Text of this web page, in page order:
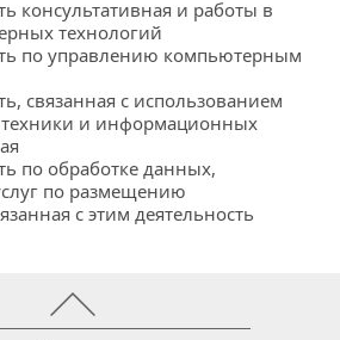
консультативная и работы в
технологий
по управлению компьютерным
связанная с использованием
и информационных
по обработке данных,
по размещению
с этим деятельность